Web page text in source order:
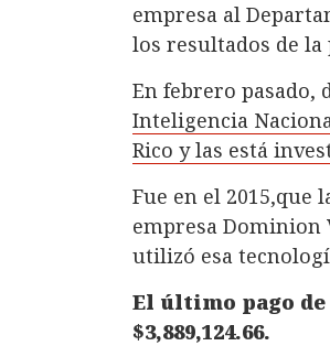
empresa al
los resultados de
En febrero pasado,
Inteligencia
Rico y las está
Fue en el 2015,que
empresa Dominion
utilizó esa
El último pago de
$3,889,124.66.